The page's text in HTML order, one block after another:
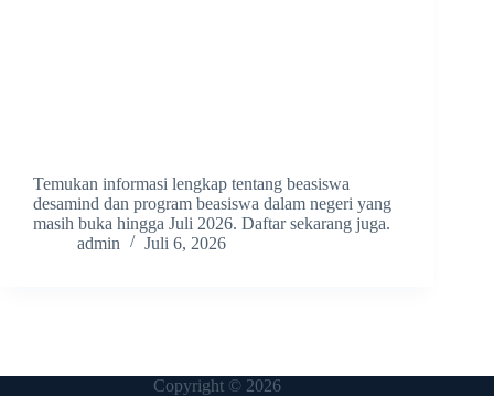
Temukan informasi lengkap tentang beasiswa
desamind dan program beasiswa dalam negeri yang
masih buka hingga Juli 2026. Daftar sekarang juga.
admin
Juli 6, 2026
Copyright © 2026